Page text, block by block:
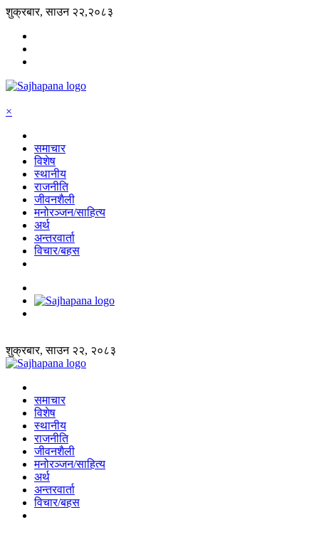
शुक्रबार, साउन २२,२०८३
×
समाचार
विशेष
स्थानीय
राजनीति
जीवनशैली
मनोरञ्जन/साहित्य
अर्थ
अन्तरवार्ता
विचार/बहस
शुक्रबार, साउन २२, २०८३
समाचार
विशेष
स्थानीय
राजनीति
जीवनशैली
मनोरञ्जन/साहित्य
अर्थ
अन्तरवार्ता
विचार/बहस